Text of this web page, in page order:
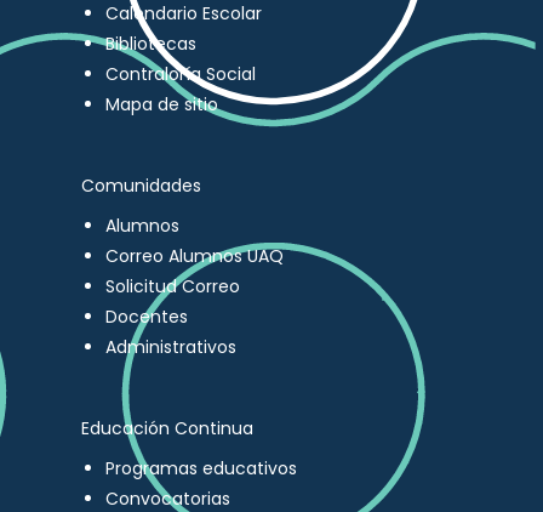
Calendario Escolar
Bibliotecas
Contraloría Social
Mapa de sitio
Comunidades
Alumnos
Correo Alumnos UAQ
Solicitud Correo
Docentes
Administrativos
Educación Continua
Programas educativos
Convocatorias